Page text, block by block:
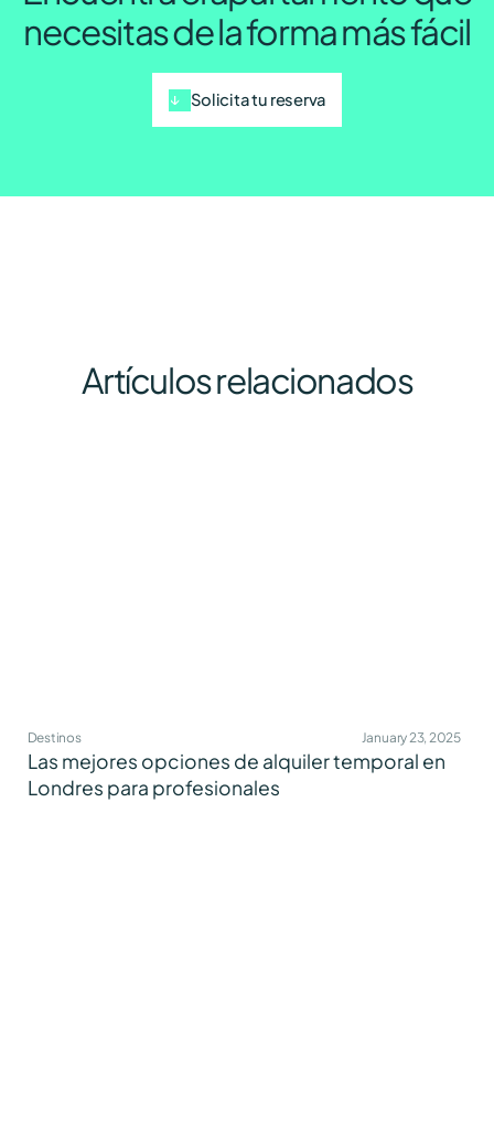
necesitas de la forma más fácil
Solicita tu reserva
Artículos relacionados
Destinos January 23, 2025
Las mejores opciones de alquiler temporal en
Londres para profesionales